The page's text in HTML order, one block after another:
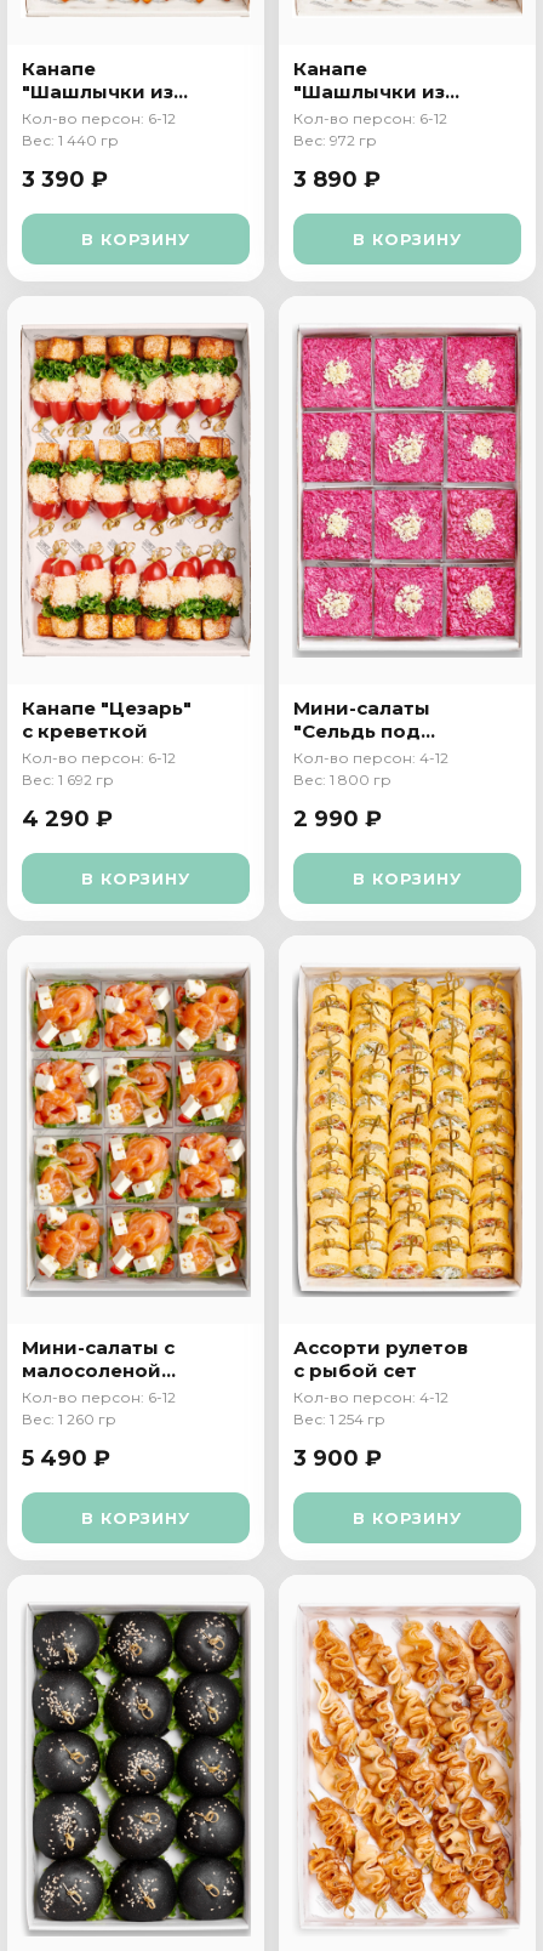
Канапе
"Шашлычки из
овощей"
Кол-во персон: 6-12
Вес: 1 440 гр
3 390 ₽
В КОРЗИНУ
Канапе
"Шашлычки из
свинины"
Кол-во персон: 6-12
Вес: 972 гр
3 890 ₽
В КОРЗИНУ
Канапе "Цезарь"
с креветкой
Кол-во персон: 6-12
Вес: 1 692 гр
4 290 ₽
В КОРЗИНУ
Мини-салаты
"Сельдь под
шубой"
Кол-во персон: 4-12
Вес: 1 800 гр
2 990 ₽
В КОРЗИНУ
Мини-салаты с
малосоленой
семгой
Кол-во персон: 6-12
Вес: 1 260 гр
5 490 ₽
В КОРЗИНУ
Ассорти рулетов
с рыбой сет
Кол-во персон: 4-12
Вес: 1 254 гр
3 900 ₽
В КОРЗИНУ